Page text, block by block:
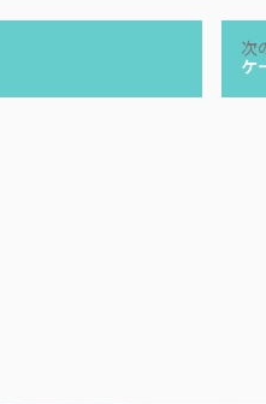
次
ケ